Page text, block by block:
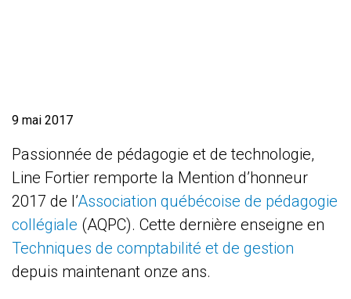
9 mai 2017
Passionnée de pédagogie et de technologie,
Line Fortier remporte la Mention d’honneur
2017 de l’Association québécoise de pédagogie
collégiale (AQPC). Cette dernière enseigne en
Techniques de comptabilité et de gestion
depuis maintenant onze ans.